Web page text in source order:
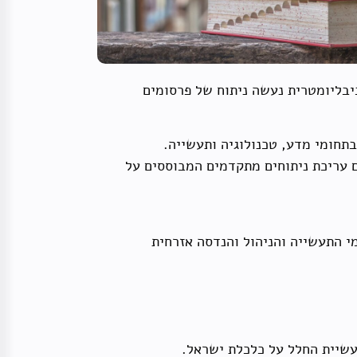
נעשה ניתוח של פרסומים
מדע, טכנולוגיה ותעשייה.
ניתוחים מתקדמים המבוססים על
התעשייה והניהול והנדסה אזרחית
החלל על כלכלת ישראל.